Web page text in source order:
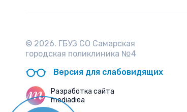
© 2026. ГБУЗ СО Самарская
городская поликлиника №4
Версия для слабовидящих
Разработка сайта
mediadiea